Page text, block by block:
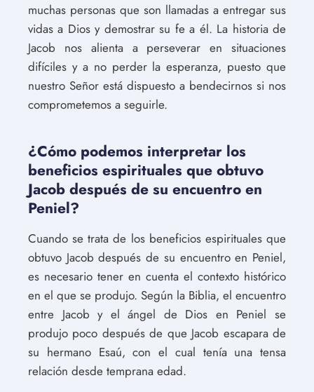
muchas personas que son llamadas a entregar sus
vidas a Dios y demostrar su fe a él. La historia de
Jacob nos alienta a perseverar en situaciones
difíciles y a no perder la esperanza, puesto que
nuestro Señor está dispuesto a bendecirnos si nos
comprometemos a seguirle.
¿Cómo podemos interpretar los
beneficios espirituales que obtuvo
Jacob después de su encuentro en
Peniel?
Cuando se trata de los beneficios espirituales que
obtuvo Jacob después de su encuentro en Peniel,
es necesario tener en cuenta el contexto histórico
en el que se produjo. Según la Biblia, el encuentro
entre Jacob y el ángel de Dios en Peniel se
produjo poco después de que Jacob escapara de
su hermano Esaú, con el cual tenía una tensa
relación desde temprana edad.